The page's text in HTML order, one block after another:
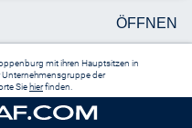
mit ihren Hauptsitzen in
der
Sie hierfinden.
ÖFFNEN